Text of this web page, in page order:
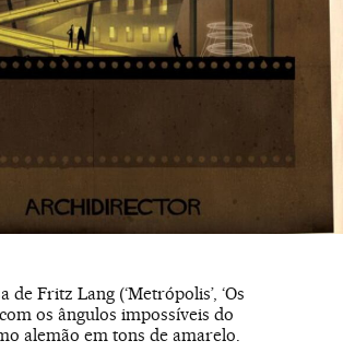
de Fritz Lang (‘Metrópolis’, ‘Os
os ângulos impossíveis do
alemão em tons de amarelo.